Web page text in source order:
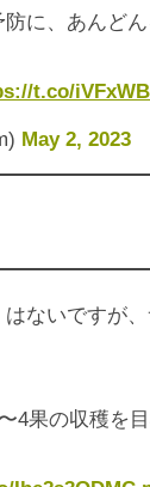
に、あんどん
t.co/
May 2, 2023
ないですが
4果の収穫を目